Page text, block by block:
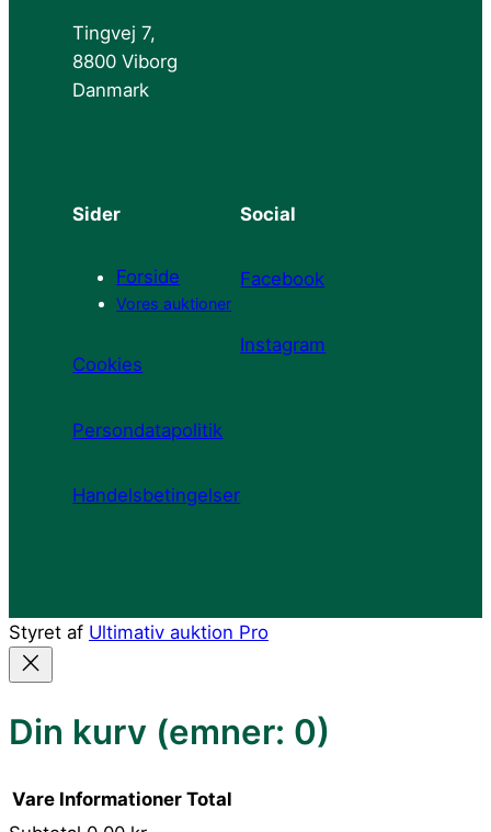
Tingvej 7,
8800 Viborg
Danmark
Sider
Forside
Vores auktioner
Cookies
Persondatapolitik
Handelsbetingelser
Social
Facebook
Instagram
Styret af Ultimativ auktion Pro
Din kurv (emner: 0)
Vare Informationer Total